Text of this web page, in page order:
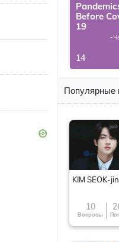
Before
19
-
14
Популярные
KIM SEOK-jin
10
Вопросы